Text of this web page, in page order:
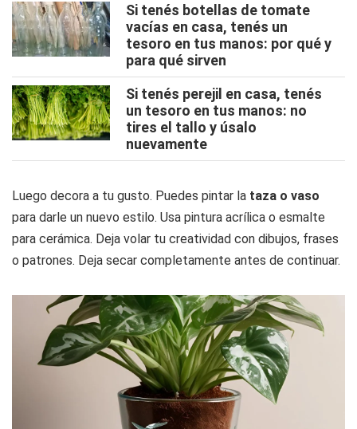
Si tenés botellas de tomate
vacías en casa, tenés un
tesoro en tus manos: por qué y
para qué sirven
Si tenés perejil en casa, tenés
un tesoro en tus manos: no
tires el tallo y úsalo
nuevamente
Luego decora a tu gusto. Puedes pintar la taza o vaso
para darle un nuevo estilo. Usa pintura acrílica o esmalte
para cerámica. Deja volar tu creatividad con dibujos, frases
o patrones. Deja secar completamente antes de continuar.